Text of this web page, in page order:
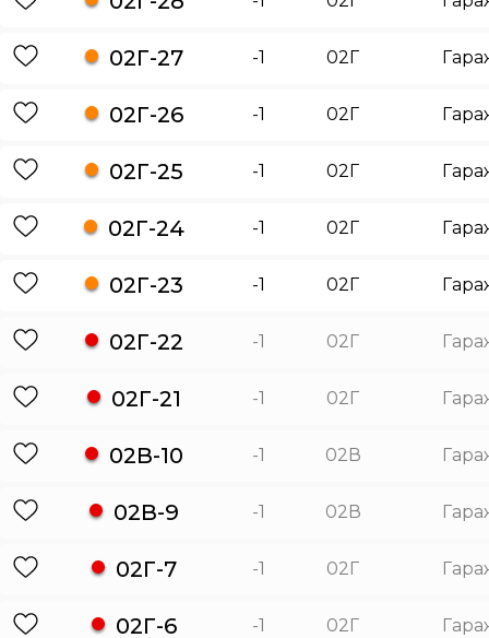
02Г-27 -1 02Г
02Г-26 -1 02Г
02Г-25 -1 02Г
02Г-24 -1 02Г
02Г-23 -1 02Г
02Г-22 -1 02Г
02Г-21 -1 02Г
02В-10 -1 02В
02В-9 -1 02В
02Г-7 -1 02Г
02Г-6 -1 02Г